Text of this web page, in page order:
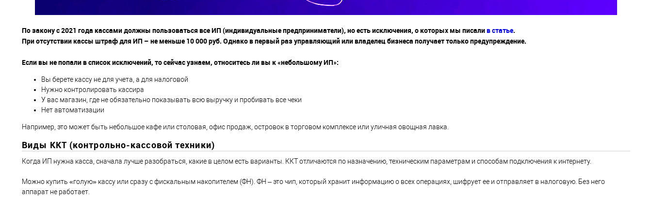
По закону с 2021 года кассами должны пользоваться все ИП (индивидуальные предприниматели), но есть исключения, о которых мы писаливстатье.
При отсутствии кассы штраф для ИП – не меньше 10 000 руб. Однако в первый раз управляющий или владелец бизнеса получает только предупреждение.
Если вы не попали в список исключений, то сейчас узнаем, относитесь ли вы к «небольшому ИП»:
Вы берете кассу не для учета, а для налоговой
Нужно контролировать кассира
У вас магазин, где не обязательно показывать всю выручку и пробивать все чеки
Нет автоматизации
Например, это может быть небольшое кафе или столовая, офис продаж, островок в торговом комплексе или уличная овощная лавка.
Виды ККТ (контрольно-кассовой техники)
Когда ИП нужна касса, сначала лучше разобраться, какие в целом есть варианты. ККТ отличаются по назначению, техническим параметрам и способам подключения к интернету.
Можно купить «голую» кассу или сразу с фискальным накопителем (ФН). ФН – это чип, который хранит информацию о всех операциях, шифрует ее и отправляет в налоговую. Без него
аппарат не работает.